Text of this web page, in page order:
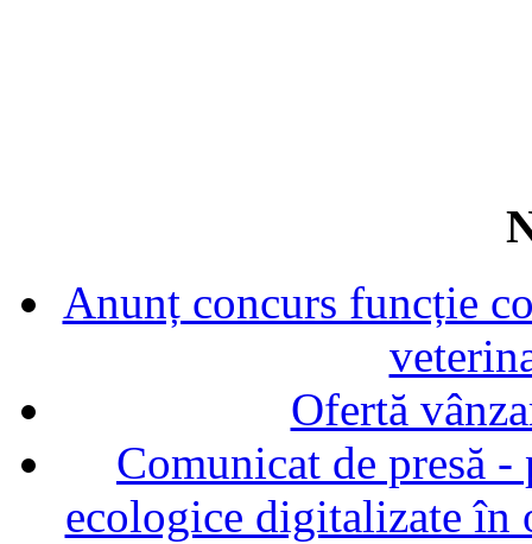
Anunț concurs funcție
Ofertă
Comunicat de presă
ecologice digitalizate în